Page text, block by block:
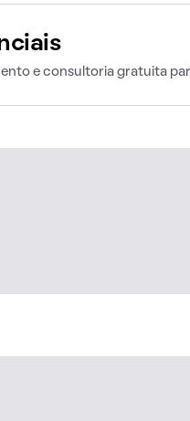
e consultoria gratuita